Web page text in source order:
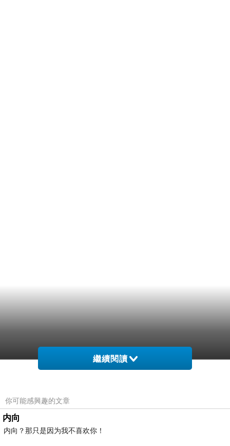
繼續閱讀
你可能感興趣的文章
内向
内向？那只是因为我不喜欢你！